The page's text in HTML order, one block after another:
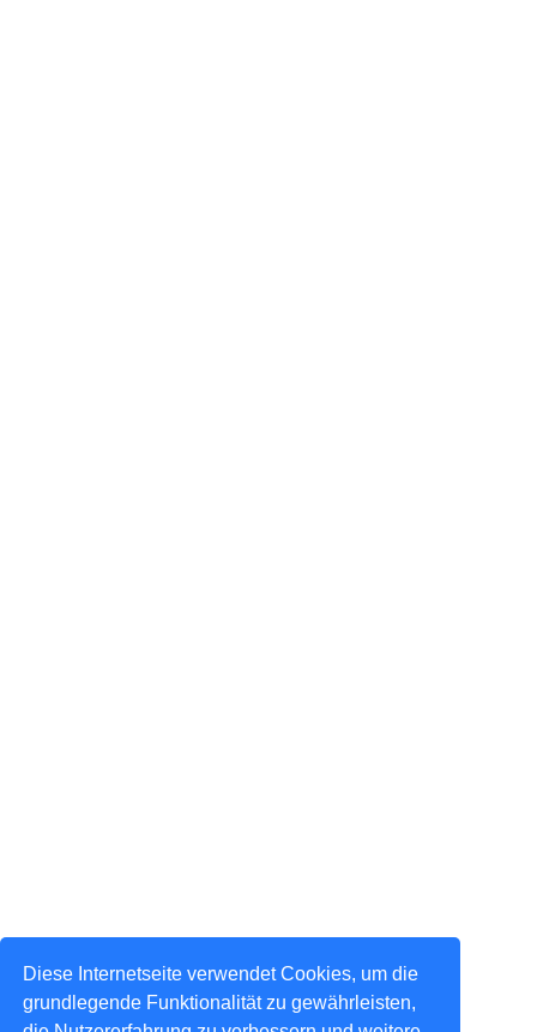
Diese Internetseite verwendet Cookies, um die
grundlegende Funktionalität zu gewährleisten,